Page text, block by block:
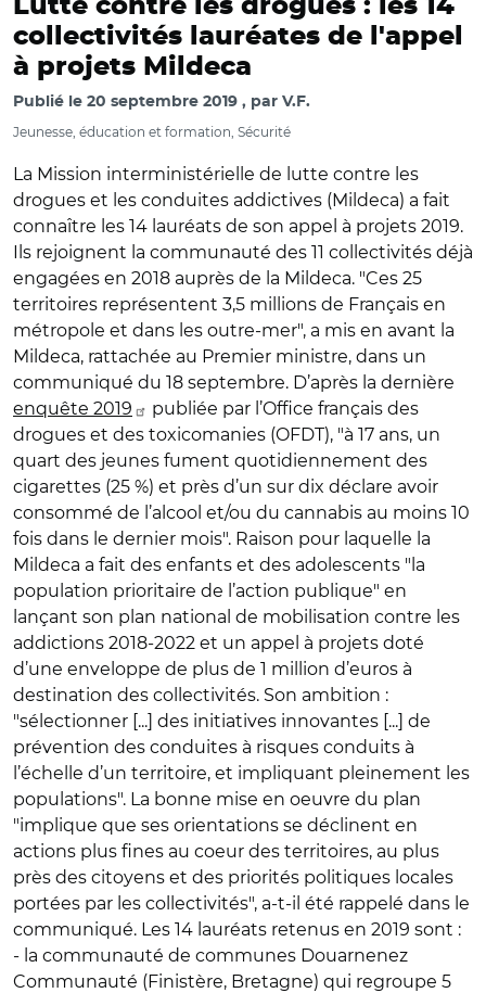
Lutte contre les drogues : les 14
collectivités lauréates de l'appel
à projets Mildeca
Publié le 20 septembre 2019 par V.F.
Jeunesse, éducation et formation, Sécurité
La Mission interministérielle de lutte contre les
drogues et les conduites addictives (Mildeca) a fait
connaître les 14 lauréats de son appel à projets 2019.
Ils rejoignent la communauté des 11 collectivités déjà
engagées en 2018 auprès de la Mildeca. "Ces 25
territoires représentent 3,5 millions de Français en
métropole et dans les outre-mer", a mis en avant la
Mildeca, rattachée au Premier ministre, dans un
communiqué du 18 septembre. D’après la dernière
enquête 2019
publiée par l’Office français des
drogues et des toxicomanies (OFDT), "à 17 ans, un
quart des jeunes fument quotidiennement des
cigarettes (25 %) et près d’un sur dix déclare avoir
consommé de l’alcool et/ou du cannabis au moins 10
fois dans le dernier mois". Raison pour laquelle la
Mildeca a fait des enfants et des adolescents "la
population prioritaire de l’action publique" en
lançant son plan national de mobilisation contre les
addictions 2018-2022 et un appel à projets doté
d’une enveloppe de plus de 1 million d’euros à
destination des collectivités. Son ambition :
"sélectionner [...] des initiatives innovantes [...] de
prévention des conduites à risques conduits à
l’échelle d’un territoire, et impliquant pleinement les
populations". La bonne mise en oeuvre du plan
"implique que ses orientations se déclinent en
actions plus fines au coeur des territoires, au plus
près des citoyens et des priorités politiques locales
portées par les collectivités", a-t-il été rappelé dans le
communiqué. Les 14 lauréats retenus en 2019 sont :
- la communauté de communes Douarnenez
Communauté (Finistère, Bretagne) qui regroupe 5